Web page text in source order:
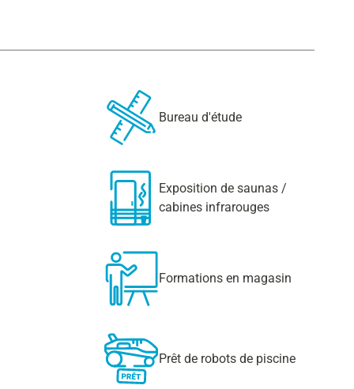
Bureau d'étude
Exposition de saunas /
cabines infrarouges
Formations en magasin
Prêt de robots de piscine